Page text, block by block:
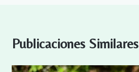
Publicaciones Similares